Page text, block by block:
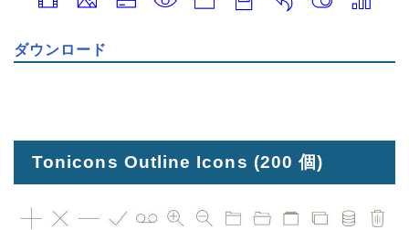
ダウンロード
Tonicons Outline Icons (200 個)